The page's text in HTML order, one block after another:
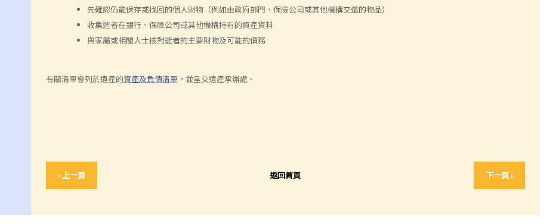
先確認仍能保存或找回的個人財物（例如由政府部門、保險公司或其他機構交還的物品）
收集逝者在銀行、保險公司或其他機構持有的資產資料
與家屬或相關人士核對逝者的主要財物及可能的債務
有關清單會列於遺產的資產及負債清單，並呈交遺產承辦處。
‹ 上一頁 返回首頁 下一頁 ›